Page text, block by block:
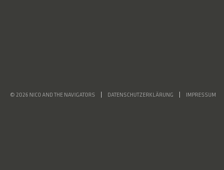
© 2026 NICO AND THE NAVIGATORS DATENSCHUTZERKLÄRUNG IMPRESSUM